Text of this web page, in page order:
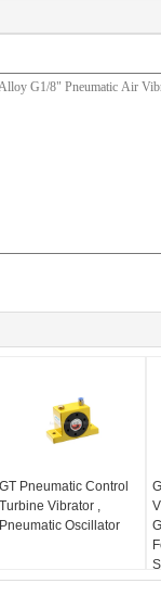
GT Pneumatic Control
Turbine Vibrator ,
Pneumatic Oscillator